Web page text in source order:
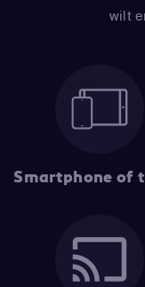
wilt
Smartphone of